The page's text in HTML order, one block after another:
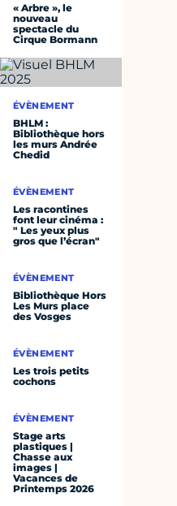
« Arbre », le
nouveau
spectacle du
Cirque Bormann
ÉVÈNEMENT
BHLM :
Bibliothèque hors
les murs Andrée
Chedid
ÉVÈNEMENT
Les racontines
font leur cinéma :
" Les yeux plus
gros que l’écran"
ÉVÈNEMENT
Bibliothèque Hors
Les Murs place
des Vosges
ÉVÈNEMENT
Les trois petits
cochons
ÉVÈNEMENT
Stage arts
plastiques |
Chasse aux
images |
Vacances de
Printemps 2026